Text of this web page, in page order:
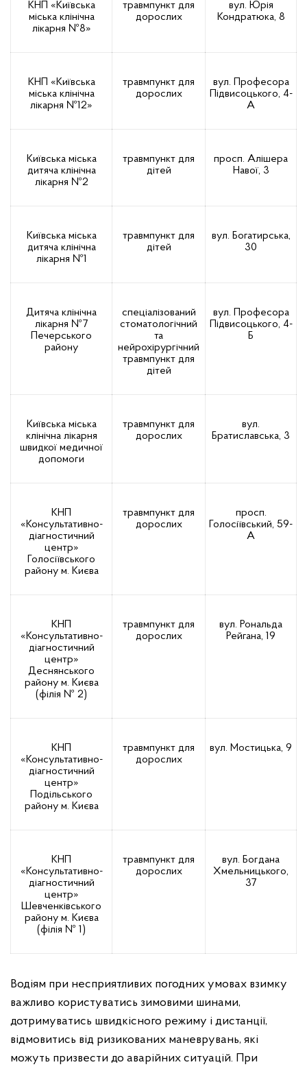
КНП «Київська
міська клінічна
лікарня №8»
травмпункт для
дорослих
вул. Юрія
Кондратюка, 8
КНП «Київська
міська клінічна
лікарня №12»
травмпункт для
дорослих
вул. Професора
Підвисоцького, 4-
А
Київська міська
дитяча клінічна
лікарня №2
травмпункт для
дітей
просп. Алішера
Навої, 3
Київська міська
дитяча клінічна
лікарня №1
травмпункт для
дітей
вул. Богатирська,
30
Дитяча клінічна
лікарня №7
Печерського
району
спеціалізований
стоматологічний
та
нейрохірургічний
травмпункт для
дітей
вул. Професора
Підвисоцького, 4-
Б
Київська міська
клінічна лікарня
швидкої медичної
допомоги
травмпункт для
дорослих
вул.
Братиславська, 3
КНП
«Консультативно-
діагностичний
центр»
Голосіївського
району м. Києва
травмпункт для
дорослих
просп.
Голосіївський, 59-
А
КНП
«Консультативно-
діагностичний
центр»
Деснянського
району м. Києва
(філія № 2)
травмпункт для
дорослих
вул. Рональда
Рейгана, 19
КНП
«Консультативно-
діагностичний
центр»
Подільського
району м. Києва
травмпункт для
дорослих
вул. Мостицька, 9
КНП
«Консультативно-
діагностичний
центр»
Шевченківського
району м. Києва
(філія № 1)
травмпункт для
дорослих
вул. Богдана
Хмельницького,
37
Водіям при несприятливих погодних умовах взимку
важливо користуватись зимовими шинами,
дотримуватись швидкісного режиму і дистанції,
відмовитись від ризикованих маневрувань, які
можуть призвести до аварійних ситуацій. При